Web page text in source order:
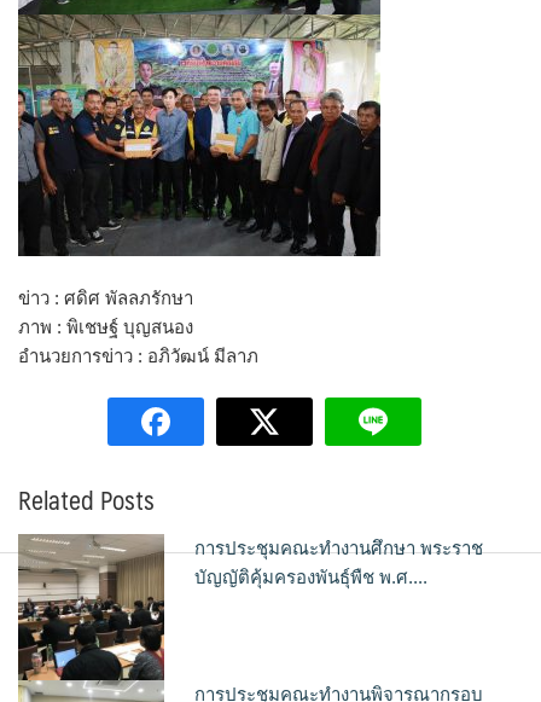
ข่าว : ศดิศ พัลลภรักษา
ภาพ : พิเชษฐ์ บุญสนอง
อำนวยการข่าว : อภิวัฒน์ มีลาภ
Related Posts
การประชุมคณะทำงานศึกษา พระราช
บัญญัติคุ้มครองพันธุ์พืช พ.ศ....
การประชุมคณะทำงานพิจารณากรอบ